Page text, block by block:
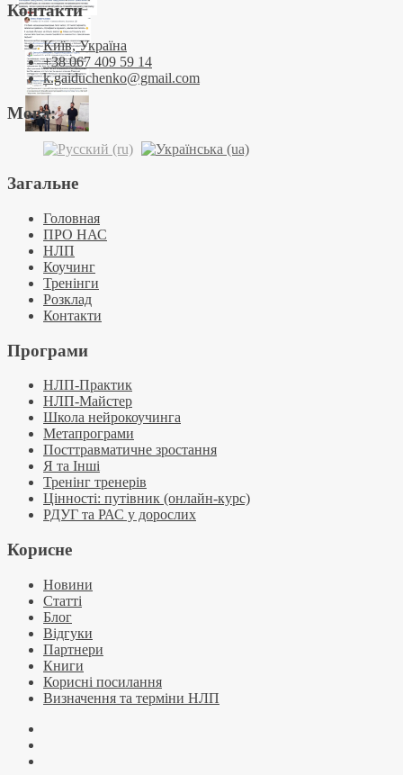
Контакти
Київ, Україна
+38 067 409 59 14
k.gaiduchenko@gmail.com
Мова:
Загальне
Головная
ПРО НАС
НЛП
Коучинг
Тренінги
Розклад
Контакти
Програми
НЛП-Практик
НЛП-Майстер
Школа нейрокоучинга
Метапрограми
Посттравматичне зростання
Я та Інші
Тренінг тренерів
Цінності: путівник (онлайн-курс)
РДУГ та РАС у дорослих
Корисне
Новини
Статті
Блог
Відгуки
Партнери
Книги
Корисні посилання
Визначення та терміни НЛП